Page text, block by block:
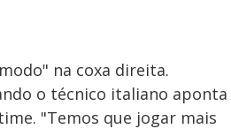
na coxa direita.
o técnico italiano aponta
"Temos que jogar mais